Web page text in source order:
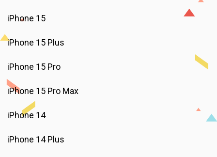
iPhone 15
iPhone 15 Plus
iPhone 15 Pro
iPhone 15 Pro Max
iPhone 14
iPhone 14 Plus